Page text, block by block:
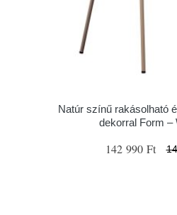
Natúr színű rakásolható
dekorral Form –
142 990 Ft